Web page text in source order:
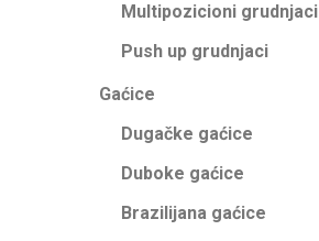
Multipozicioni grudnjaci
Push up grudnjaci
Gaćice
Dugačke gaćice
Duboke gaćice
Brazilijana gaćice